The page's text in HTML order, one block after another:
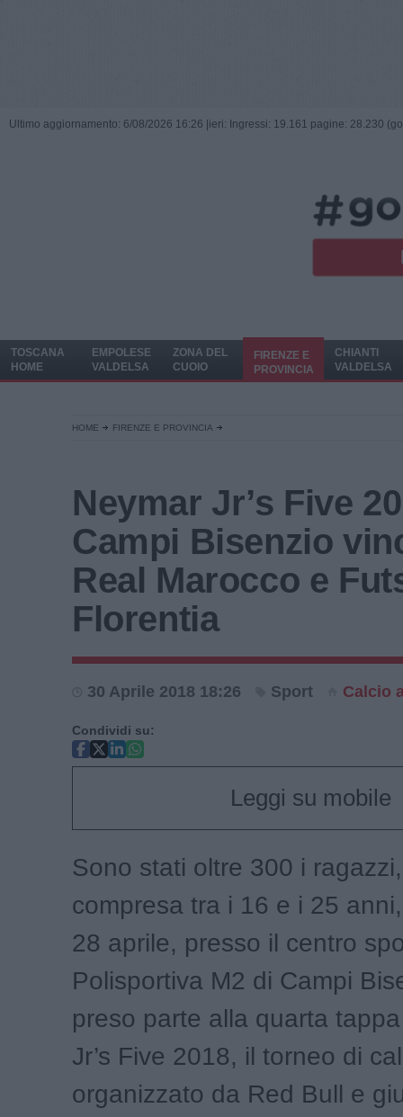
Ultimo aggiornamento: 6/08/2026 16:26 | ieri: Ingressi: 19.161 pagine: 28.230
TOSCANA
HOME
EMPOLESE
VALDELSA
ZONA DEL
CUOIO
FIRENZE E
PROVINCIA
CHIANTI
VALDELSA
HOME FIRENZE E PROVINCIA
Neymar Jr’s Five
Campi Bisenzio
Real Marocco e
Florentia
30 Aprile 2018 18:26 Sport Calcio
Condividi su:
Leggi su mobile
Sono stati oltre 300 i
compresa tra i 16 e i 25
28 aprile, presso il centro
Polisportiva M2 di Campi
preso parte alla quarta
Jr’s Five 2018, il torneo di
organizzato da Red Bull e